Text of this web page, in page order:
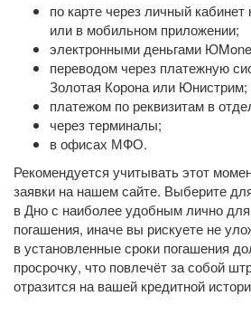
по карте через личный
или в мобильном приложении;
электронными деньгами
переводом через платежную
Золотая Корона или Юнистрим;
платежом по реквизитам в
через терминалы;
в офисах МФО.
Рекомендуется учитывать этот
заявки на нашем сайте. Выберите
в Дно с наиболее удобным лично
погашения, иначе вы рискуете не
в установленные сроки погашения
просрочку, что повлечёт за собой
отразится на вашей кредитной